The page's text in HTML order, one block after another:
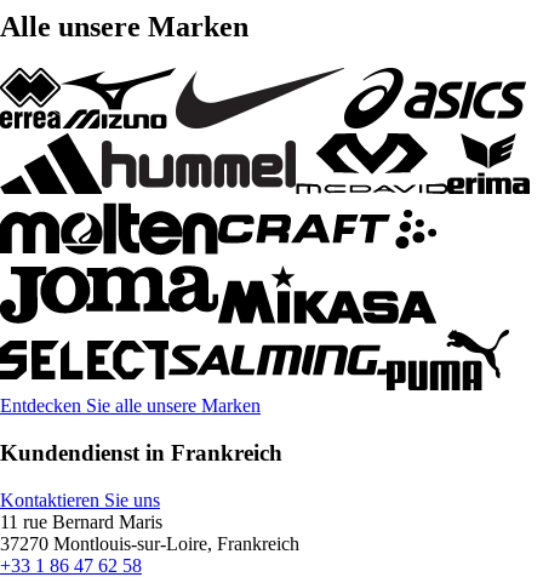
Alle unsere Marken
Entdecken Sie alle unsere Marken
Kundendienst in Frankreich
Kontaktieren Sie uns
11 rue Bernard Maris
37270 Montlouis-sur-Loire, Frankreich
+33 1 86 47 62 58